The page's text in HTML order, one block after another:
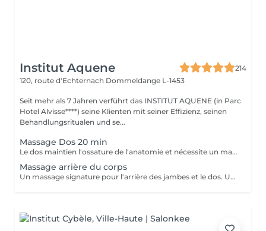
Institut Aquene
214
120, route d'Echternach Dommeldange L-1453
Seit mehr als 7 Jahren verführt das INSTITUT AQUENE (in Parc
Hotel Alvisse****) seine Klienten mit seiner Effizienz, seinen
Behandlungsritualen und se...
Massage Dos 20 min
Le dos maintien l'ossature de l'anatomie et nécessite un massage régulier pour retrouver sa vigueur. Notre massage est doux mais suffisamment profond pour qu'il se relâche et que vous soyez totalement détendu.
Massage arrière du corps
Un massage signature pour l'arrière des jambes et le dos. Un moment de lâcher prise assuré.